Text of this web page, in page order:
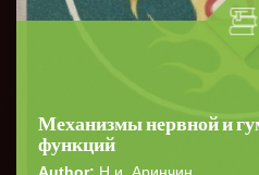
Механизмы нервной и
функций
Author: Н.и. Аринчин